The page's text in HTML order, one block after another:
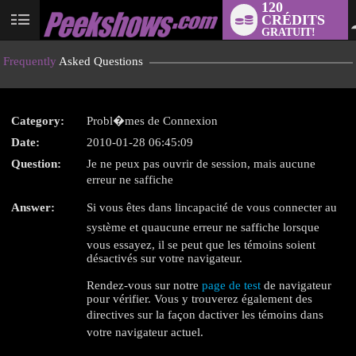
User
status
120
CRÉDITS
GRATUIT!
Frequently Asked Questions
Category:
Probl�mes de Connexion
Date:
2010-01-28 06:45:09
Question:
Je ne peux pas ouvrir de session, mais aucune
erreur ne saffiche
Answer:
Si vous êtes dans lincapacité de vous connecter au
système et quaucune erreur ne saffiche lorsque
vous essayez, il se peut que les témoins soient
désactivés sur votre navigateur.
Rendez-vous sur notrepage de testde navigateur
pour vérifier. Vous y trouverez également des
directives sur la façon dactiver les témoins dans
votre navigateur actuel.
LIMITED TIME OFFER!